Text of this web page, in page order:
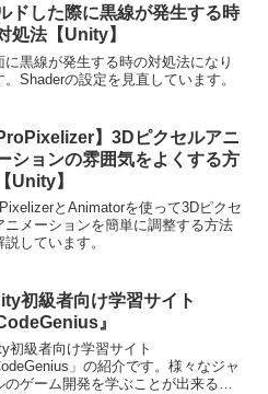
ドした際に黒線が発生する時
処法【Unity】
に黒線が発生する時の対処法になり
。Shaderの設定を見直しています。
ProPixelizer】3Dピクセルアニ
ションの雰囲気をよくする方
Unity】
とAnimatorを使って3Dピクセ
ニメーションを簡単に調整する方法
説しています。
初級者向け学習サイト
』
初級者向け学習サイト
」の紹介です。様々なジャ
のゲーム開発を学ぶことが出来るの